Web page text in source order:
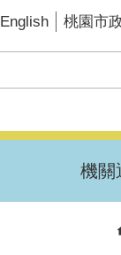
English 桃園市
機關